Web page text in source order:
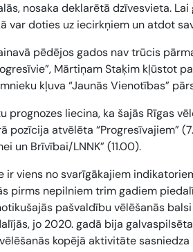
nosaka deklarētā dzīvesvieta.
var doties uz iecirkņiem un atdot
pēdējos gados nav trūcis
Mārtiņam Staķim kļūstot
kļuva “Jaunās Vienotības”
prognozes liecina, ka šajās Rīgas
pozīcija atvēlēta “Progresīvajiem” (
un Brīvībai/LNNK” (11.00).
ir viens no svarīgākajiem
pirms nepilniem trim gadiem
pašvaldību vēlēšanās
jo 2020. gadā bija
kopējā aktivitāte sasniedza